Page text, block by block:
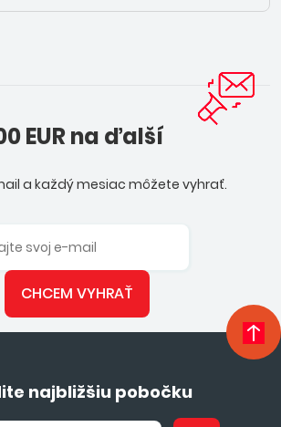
EUR na ďalší
a každý mesiac môžete vyhrať.
CHCEM VYHRAŤ
najbližšiu pobočku